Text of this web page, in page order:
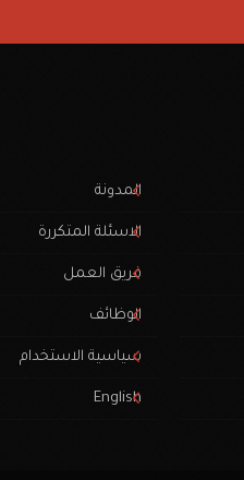
المدونة
الاسئلة المتكررة
فريق العمل
الوظائف
سياسية الاستخدام
English